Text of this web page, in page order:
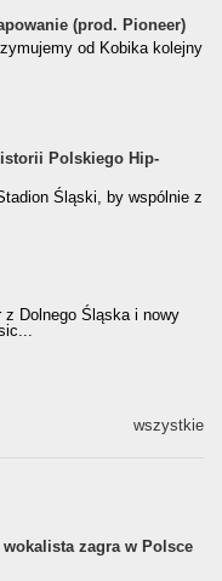
(prod. Pioneer)
(prod. Pioneer)
od Kobika kolejny
Hip-
Polskiego Hip-
Śląski, by wspólnie z
z Dolnego Śląska i nowy
wszystkie
zagra w Polsce